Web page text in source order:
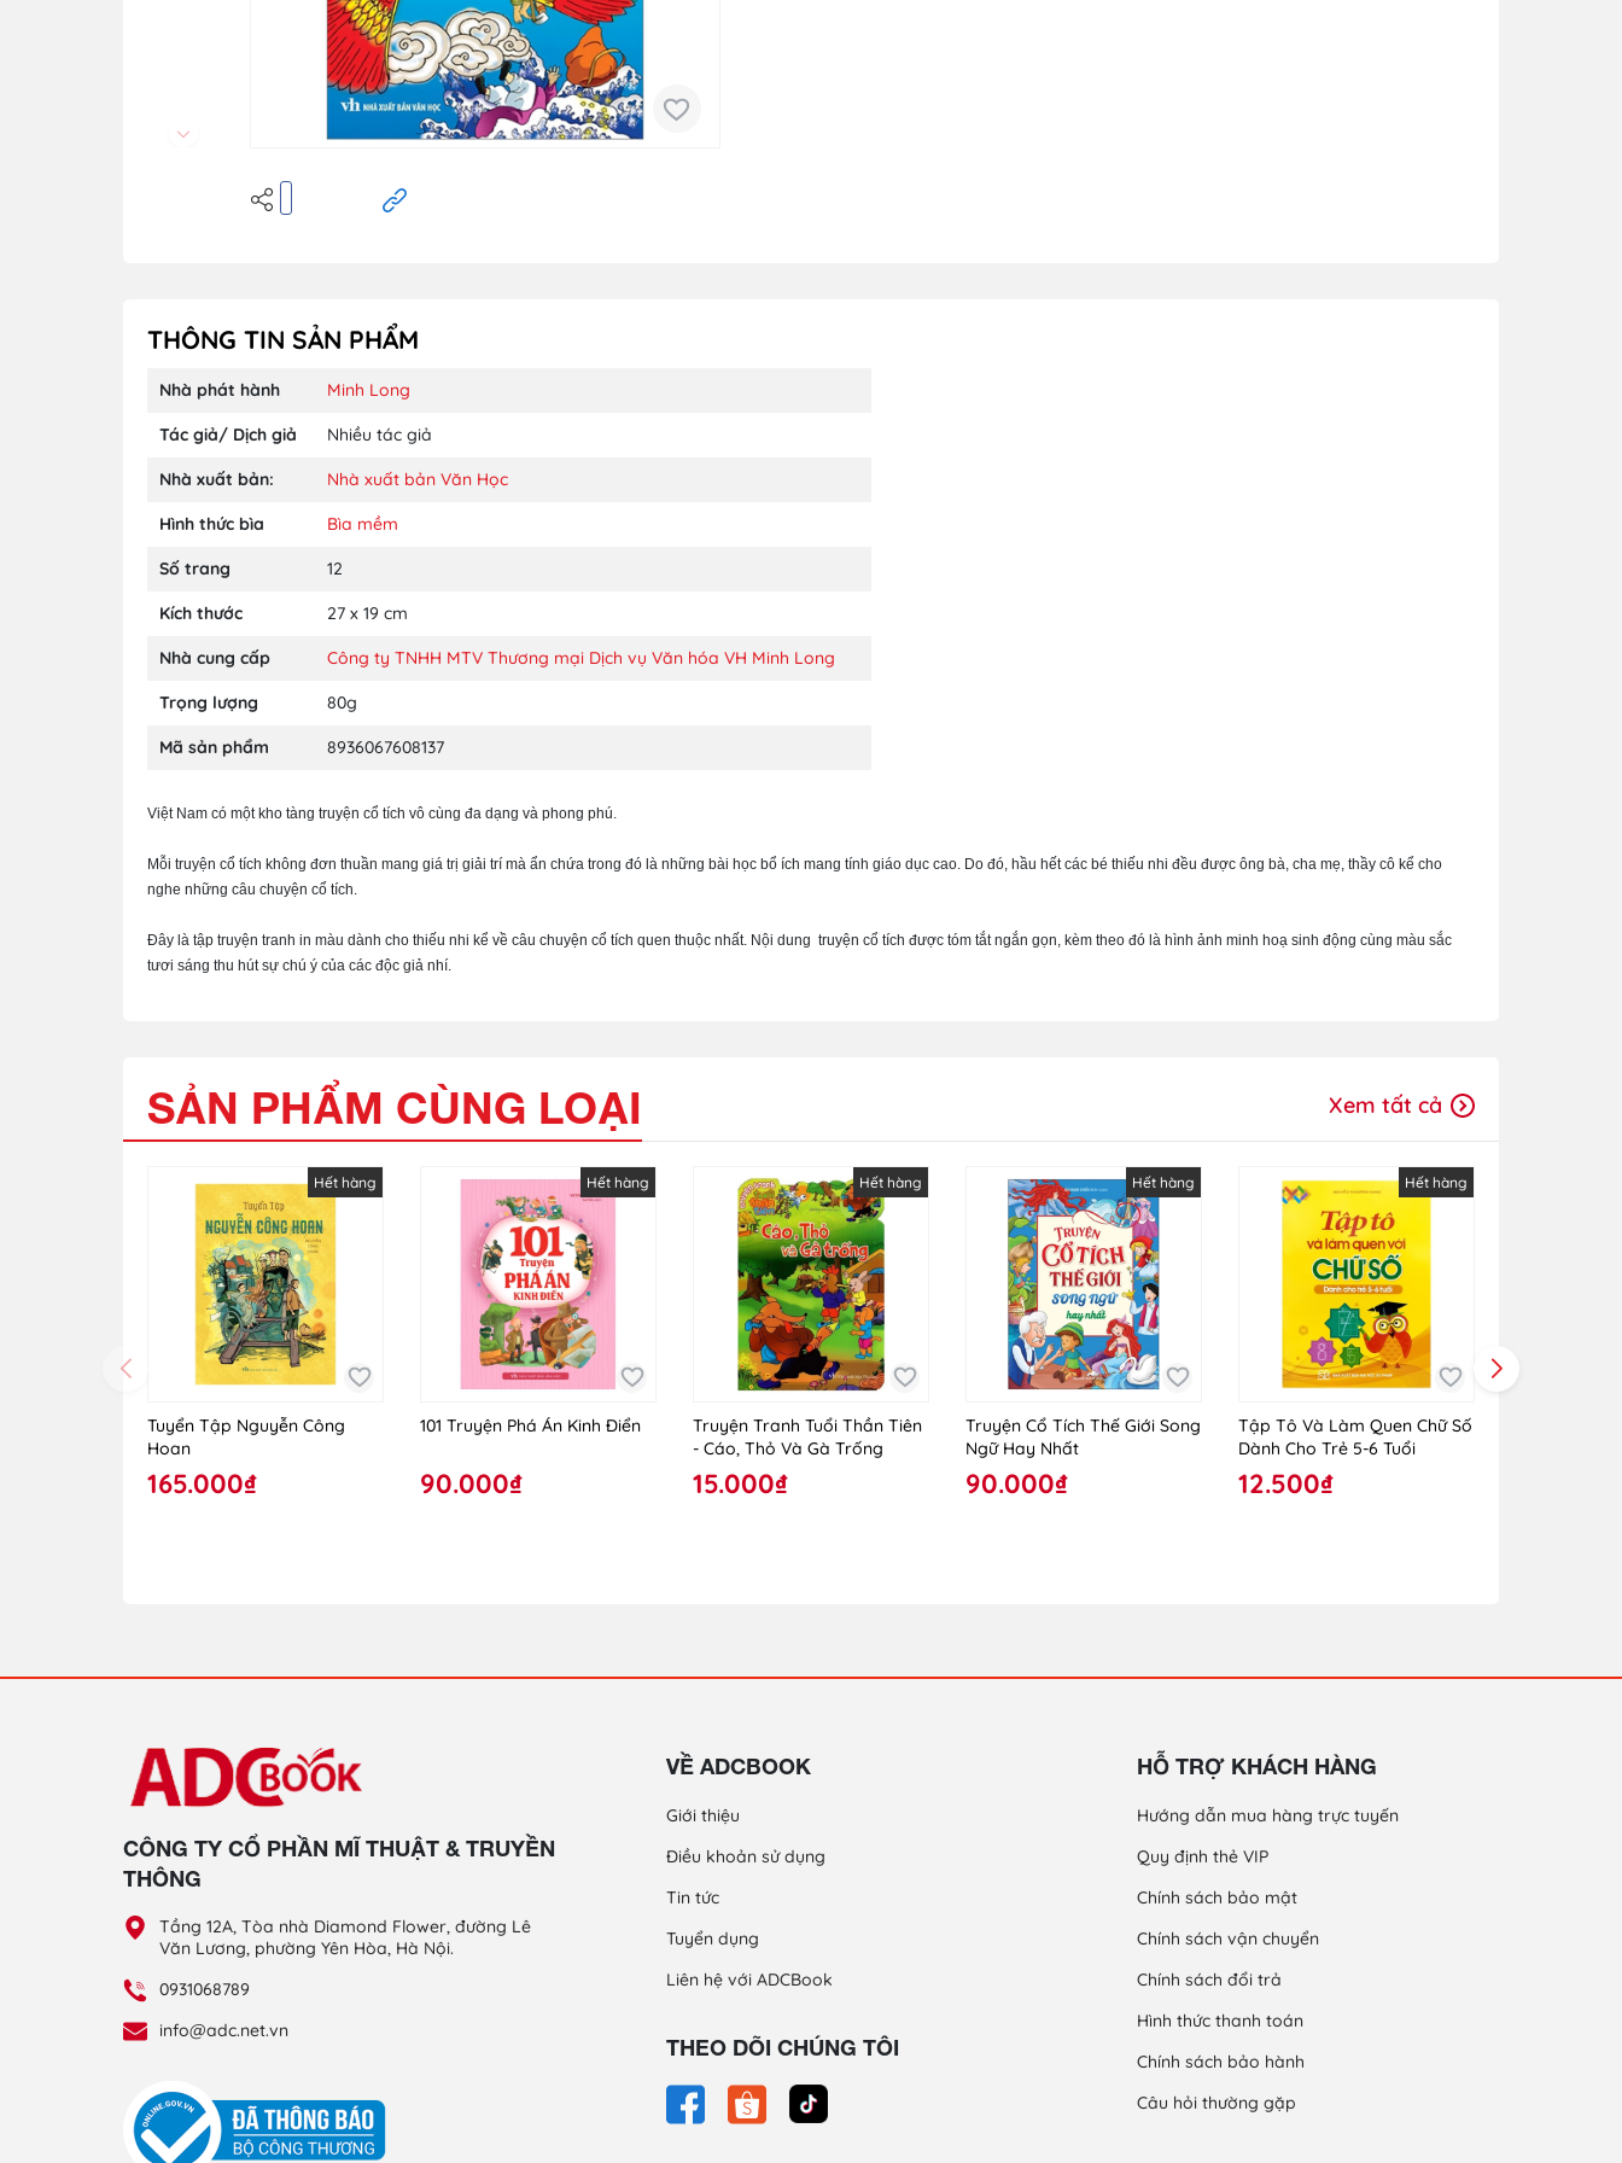
THÔNG TIN SẢN PHẨM
Nhà phát hành Minh Long
Tác giả/ Dịch giả Nhiều tác giả
Nhà xuất bản: Nhà xuất bản Văn Học
Hình thức bìa Bìa mềm
Số trang 12
Kích thước 27 x 19 cm
Nhà cung cấp Công ty TNHH MTV Thương mại Dịch vụ Văn hóa VH Minh Long
Trọng lượng 80g
Mã sản phẩm 8936067608137
Việt Nam có một kho tàng truyện cổ tích vô cùng đa dạng và phong phú.
Mỗi truyện cổ tích không đơn thuần mang giá trị giải trí mà ẩn chứa trong đó là những bài học bổ ích mang tính giáo dục cao. Do đó, hầu hết các bé thiếu nhi đều được ông bà, cha mẹ, thầy cô kể cho
nghe những câu chuyện cổ tích.
Đây là tập truyện tranh in màu dành cho thiếu nhi kể về câu chuyện cổ tích quen thuộc nhất. Nội dung truyện cổ tích được tóm tắt ngắn gọn, kèm theo đó là hình ảnh minh hoạ sinh động cùng màu sắc
tươi sáng thu hút sự chú ý của các độc giả nhí.
SẢN PHẨM CÙNG LOẠI Xem tất cả
Hết hàng
Tuyển Tập Nguyễn Công
Hoan
165.000₫
Hết hàng
101 Truyện Phá Án Kinh Điển
90.000₫
Hết hàng
Truyện Tranh Tuổi Thần Tiên
- Cáo, Thỏ Và Gà Trống
15.000₫
Hết hàng
Truyện Cổ Tích Thế Giới Song
Ngữ Hay Nhất
90.000₫
Hết hàng
Tập Tô Và Làm Quen Chữ Số
Dành Cho Trẻ 5-6 Tuổi
12.500₫
CÔNG TY CỔ PHẦN MĨ THUẬT & TRUYỀN
THÔNG
Tầng 12A, Tòa nhà Diamond Flower, đường Lê
Văn Lương, phường Yên Hòa, Hà Nội.
0931068789
info@adc.net.vn
VỀ ADCBOOK
Giới thiệu
Điều khoản sử dụng
Tin tức
Tuyển dụng
Liên hệ với ADCBook
THEO DÕI CHÚNG TÔI
HỖ TRỢ KHÁCH HÀNG
Hướng dẫn mua hàng trực tuyến
Quy định thẻ VIP
Chính sách bảo mật
Chính sách vận chuyển
Chính sách đổi trả
Hình thức thanh toán
Chính sách bảo hành
Câu hỏi thường gặp